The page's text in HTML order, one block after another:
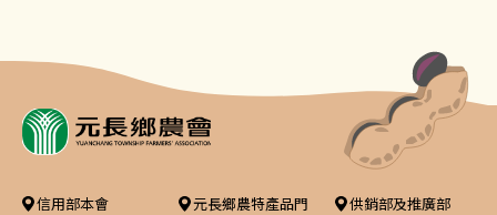
信用部本會
元長鄉農特產品門
供銷部及推廣部